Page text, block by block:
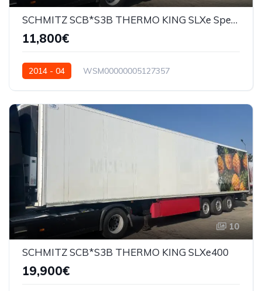
SCHMITZ SCB*S3B THERMO KING SLXe Spectrum
11,800€
2014 - 04 WSM00000005127357
10
SCHMITZ SCB*S3B THERMO KING SLXe400
19,900€